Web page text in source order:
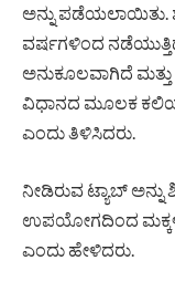
ಅನ್ನು ಪಡೆಯಲಾಯಿತು.
ವರ್ಷಗಳಿಂದ
ಅನುಕೂಲವಾಗಿದೆ ಮತ್ತು
ವಿಧಾನದ ಮೂಲಕ
ಎಂದು ತಿಳಿಸಿದರು.
ನೀಡಿರುವ ಟ್ಯಾಬ್ ಅನ್ನು
ಉಪಯೋಗದಿಂದ ಮಕ್ಕಳು
ಎಂದು ಹೇಳಿದರು.